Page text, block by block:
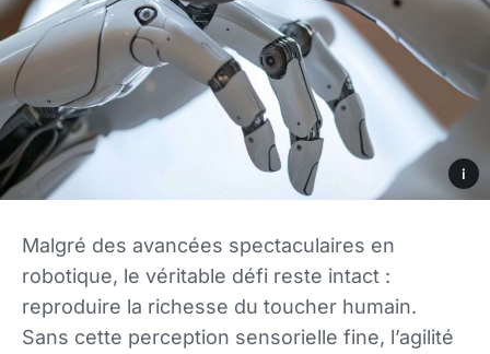
i
Malgré des avancées spectaculaires en
robotique, le véritable défi reste intact :
reproduire la richesse du toucher humain.
Sans cette perception sensorielle fine, l’agilité